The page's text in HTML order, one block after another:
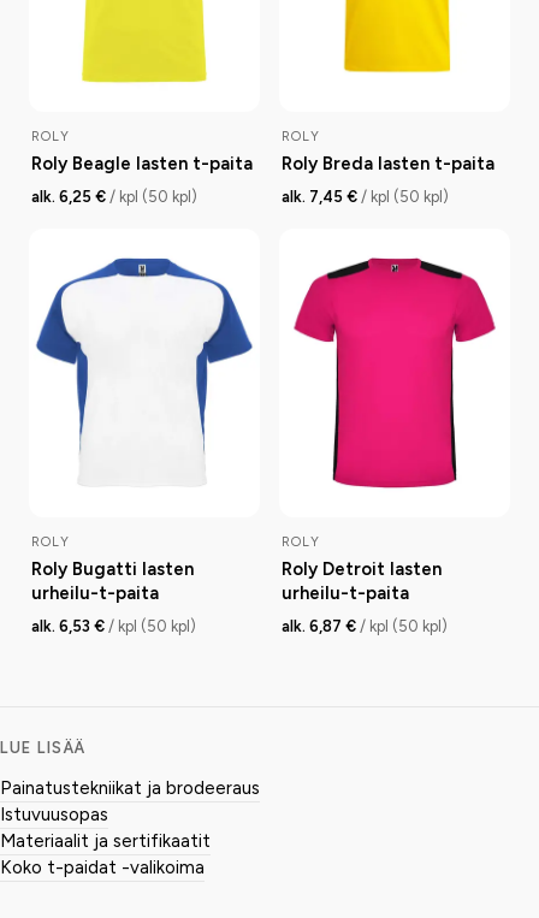
ROLY
Roly Beagle lasten t-paita
alk. 6,25 € / kpl (50 kpl)
ROLY
Roly Breda lasten t-paita
alk. 7,45 € / kpl (50 kpl)
ROLY
Roly Bugatti lasten
urheilu-t-paita
alk. 6,53 € / kpl (50 kpl)
ROLY
Roly Detroit lasten
urheilu-t-paita
alk. 6,87 € / kpl (50 kpl)
LUE LISÄÄ
Painatustekniikat ja brodeeraus
Istuvuusopas
Materiaalit ja sertifikaatit
Koko t-paidat -valikoima